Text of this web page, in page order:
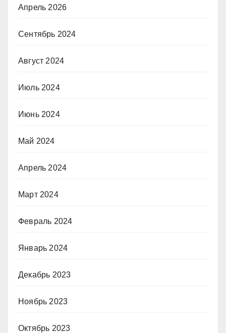
Апрель 2026
Сентябрь 2024
Август 2024
Июль 2024
Июнь 2024
Май 2024
Апрель 2024
Март 2024
Февраль 2024
Январь 2024
Декабрь 2023
Ноябрь 2023
Октябрь 2023